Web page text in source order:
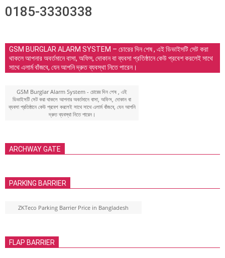
0185-3330338
GSM BURGLAR ALARM SYSTEM – চোরের দিন শেষ , এই ডিভাইসটি সেট করা
থাকলে আপনার অবর্তমানে বাসা, অফিস, দোকান বা ব্যবসা প্রতিষ্ঠানে কেউ প্রবেশ করলেই সাথে
সাথে এলার্ম বাঁজবে, যেন আপনি দ্রুত ব্যবস্থা নিতে পারেন।
GSM Burglar Alarm System - চোরের দিন শেষ , এই
ডিভাইসটি সেট করা থাকলে আপনার অবর্তমানে বাসা, অফিস, দোকান বা
ব্যবসা প্রতিষ্ঠানে কেউ প্রবেশ করলেই সাথে সাথে এলার্ম বাঁজবে, যেন আপনি
দ্রুত ব্যবস্থা নিতে পারেন।
ARCHWAY GATE
PARKING BARRIER
ZKTeco Parking Barrier Price in Bangladesh
FLAP BARRIER